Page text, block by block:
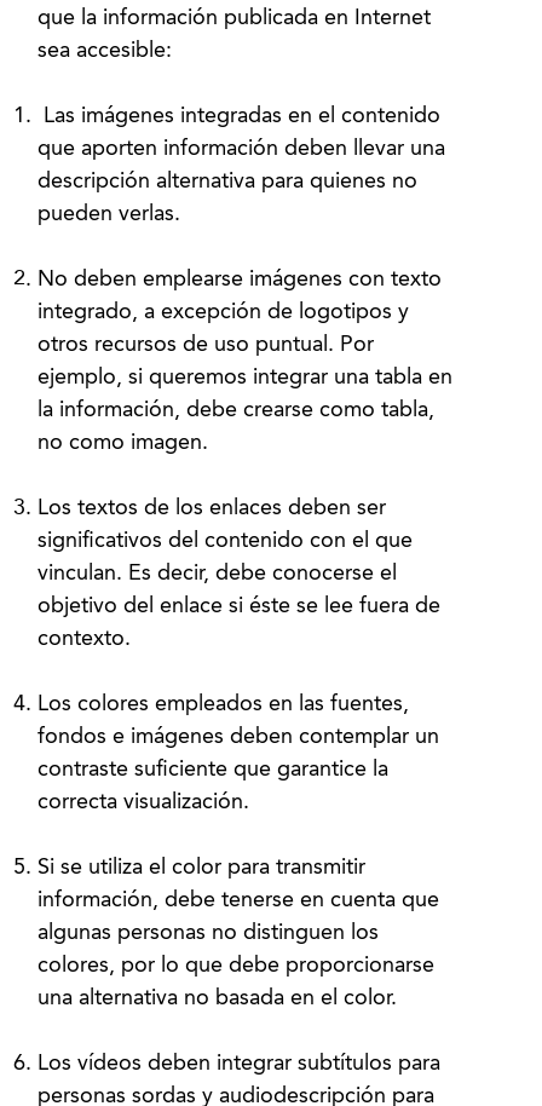
que la información publicada en Internet
Las imágenes integradas en el contenido
que aporten información deben llevar una
descripción alternativa para quienes no
pueden verlas.
No deben emplearse imágenes con texto
integrado, a excepción de logotipos y
otros recursos de uso puntual. Por
ejemplo, si queremos integrar una tabla en
la información, debe crearse como tabla,
no como imagen.
Los textos de los enlaces deben ser
significativos del contenido con el que
vinculan. Es decir, debe conocerse el
objetivo del enlace si éste se lee fuera de
contexto.
Los colores empleados en las fuentes,
fondos e imágenes deben contemplar un
contraste suficiente que garantice la
correcta visualización.
Si se utiliza el color para transmitir
información, debe tenerse en cuenta que
algunas personas no distinguen los
colores, por lo que debe proporcionarse
una alternativa no basada en el color.
Los vídeos deben integrar subtítulos para
personas sordas y audiodescripción para